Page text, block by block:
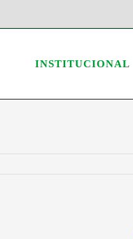
INSTITUCIONAL